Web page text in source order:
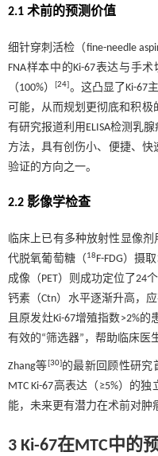
2.1 术前的预测价值
细针穿刺活检（fine-needle
FNA样本中的Ki-67表达与手
（100%）[24]。这凸显了Ki-67
可能，从而规划更彻底和积
有研究报道利用ELISA检测乳
方法，具有创伤小、便捷、快
验证的方向之一。
2.2 影像学检查
临床上已有多种放射性显像
代脱氧葡萄糖（18F-FDG）摄
成像（PET）则成功定位了24
钙素（Ctn）水平逐渐升高，
且原发灶Ki-67增殖指数>2%
有效的“筛选器”，帮助临床医
Zhang等[30]的最新回顾性研究
MTC Ki-67高表达（≥5%）的
能，未来更有潜力在术前对肿
3 Ki-67在MTC中的